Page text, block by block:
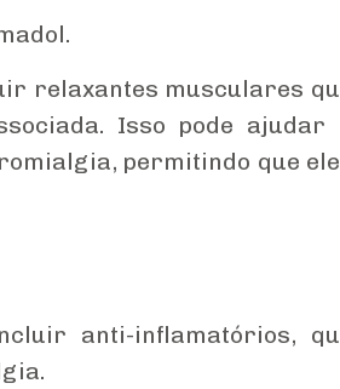
relaxantes musculares
Isso pode ajudar
permitindo que
anti-inflamatórios,